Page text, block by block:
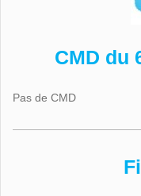
CMD du
Pas de CMD